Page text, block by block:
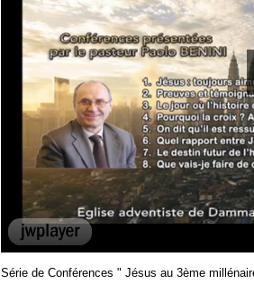
00:00
Série de Conférences " Jésus au 3ème